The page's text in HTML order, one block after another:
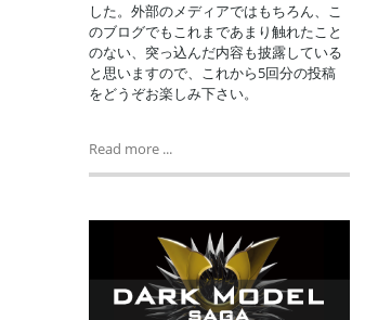
した。外部のメディアではもちろん、こ
のブログでもこれまであまり触れたこと
のない、突っ込んだ内容も披露している
と思いますので、これから5回分の投稿
をどうぞお楽しみ下さい。
Read more ...